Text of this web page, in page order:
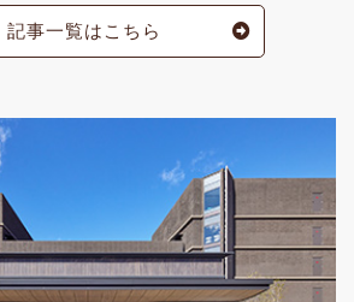
記事一覧はこちら